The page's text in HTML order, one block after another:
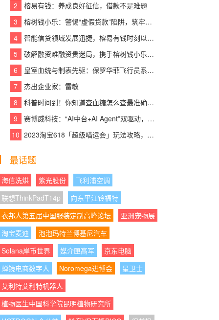
08:07:42 |
一组数据看懂2026上半年电摩：头
部企业筑壁垒，产品线加速细分化
08:07:01 | 库存周期缩短一半，厨房家居头部
电商品牌用WPS Comate重构经营流程
08:07:43 | 首个参与宇航标准制定的冰箱企
业，美的冰箱有哪些技术硬实力
08:07:10 | 匠心铸就品质，创新引领未来——
富都华创谱写办公家具行业新篇章
08:07:38 |
四载深耕，向美而行：vivo 202
08:07:10 | Bitget rToken费率全面升级，VIP
及PRO用户可享受阶梯费率及手续费折扣
08:07:14 | 杨隐峰入选“2026浙商青年榜样”，
泛嘉数智创新引领企业服务升级
08:07:06
萤石携手北京字节跳动公益基金
会、火山引擎，以AI之眼点亮“少年奇遇季”暑期
公益研学
08:07:40 | 深化“一带一路”交流合作，六国慢
病防控代表团到访甘李药业
2
榕易有钱：养成良好征信，借款不是难题
3
榕树钱小乐：警惕“虚假贷款”陷阱，筑牢反诈“防火墙”
4
智能信贷领域发展迅捷，榕易有钱时刻以客户为中心，回报每一份信任
5
破解融资难融资贵迷局，携手榕树钱小乐，让贷款成功触手可及
6
皇室血统与制表先驱：保罗华菲飞行员系列与百达翡丽Calatrava的百年对话
7
杰出企业家：雷敏
8
科普时间到！你知道查血糖怎么查最准确吗？
9
赛博威科技：“AI中台+AI Agent”双驱动，【CYBER AI】智赋打造企业级AI大脑
10 2023淘宝618「超级喵运会」玩法攻略，领喵币升级猫猫瓜分5亿，附618红包口
最话题
海信洗烘 紫光股份
飞利浦空调
联想ThinkPadT14p
向东平江铃福特
衣邦人第五届中国服装定制高峰论坛
亚洲宠物展
淘宝麦迪
泡泡玛特兰博基尼汽车
Solana岸币世界
媒介匣高军
京东电脑
蝉镜电商数字人
Noromega进博会
星卫士
艾利特艾利特机器人
植物医生中国科学院昆明植物研究所